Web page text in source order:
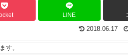
LINE
2018.06.17
す。